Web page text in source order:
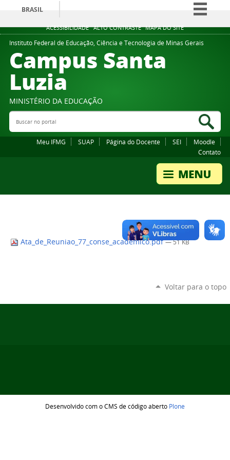
ACESSIBILIDADE ALTO CONTRASTE MAPA DO SITE
BRASIL
Simplifique!
Comunica BR
Participe
Instituto Federal de Educação, Ciência e Tecnologia de Minas Gerais
Campus Santa
Luzia
MINISTÉRIO DA EDUCAÇÃO
Buscar no portal
Meu IFMG SUAP Página do Docente SEI
Moodle
Contato
Ata_de_Reuniao_77_conse_academico.pdf— 51 KB
Voltar para o topo
Desenvolvido com o CMS de código aberto Plone